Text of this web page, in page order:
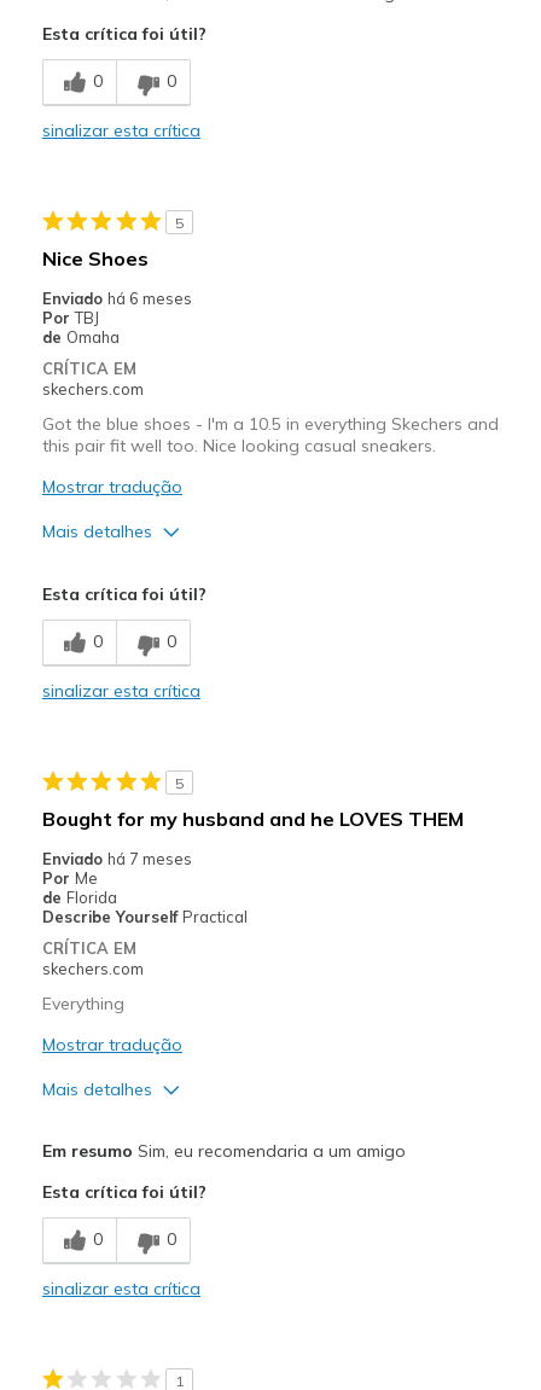
Comfortable
Stylish
View On Shoes
Esta crítica foi útil?
0 0
sinalizar esta crítica
5
Nice Shoes
Enviado há 6 meses
Por TBJ
de Omaha
CRÍTICA EM
skechers.com
Got the blue shoes - I'm a 10.5 in everything Skechers and
this pair fit well too. Nice looking casual sneakers.
Mostrar tradução
Mais detalhes
Breathe Well
Comfortable
Casual Wear
Sizing
Esta crítica foi útil?
0 0
sinalizar esta crítica
5
Bought for my husband and he LOVES THEM
Enviado há 7 meses
Por Me
de Florida
Describe Yourself Practical
CRÍTICA EM
skechers.com
Everything
Mostrar tradução
Mais detalhes
Stylish
Melhores utilizações
Casual Wear
Em resumo Sim, eu recomendaria a um amigo
Esta crítica foi útil?
0 0
sinalizar esta crítica
1